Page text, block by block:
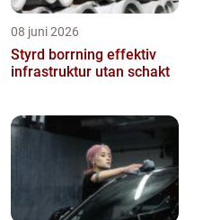
08 juni 2026
Styrd borrning effektiv
infrastruktur utan schakt